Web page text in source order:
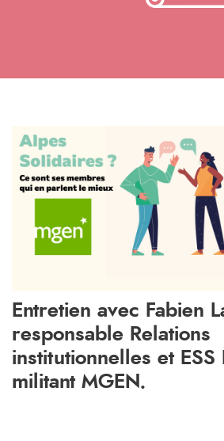
Entretien avec Fabien
responsable Relations
institutionnelles et ESS
militant MGEN.